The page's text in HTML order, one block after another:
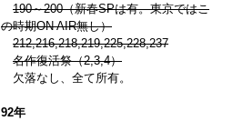
190～200（新春SPは有。東京ではこ
の時期ON AIR無し）
212,216,218,219,225,228,237
名作復活祭（2,3,4）
欠落なし、全て所有。
92年